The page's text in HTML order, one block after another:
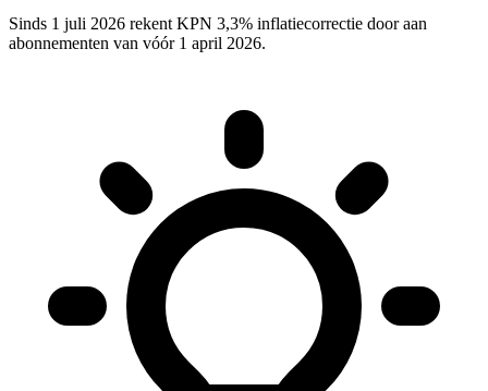
Sinds 1 juli 2026 rekent KPN 3,3% inflatiecorrectie door aan
abonnementen van vóór 1 april 2026.